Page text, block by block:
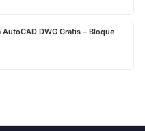
DWG Gratis – Bloque